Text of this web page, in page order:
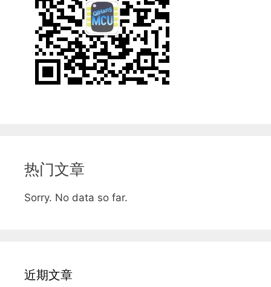
热门文章
Sorry. No data so far.
近期文章